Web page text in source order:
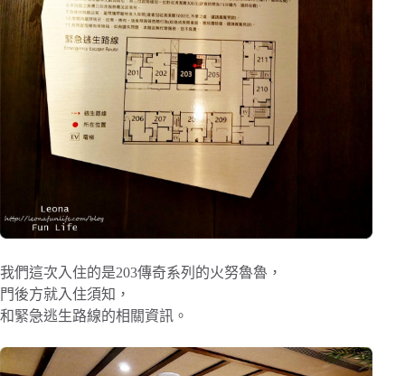
我們這次入住的是203傳奇系列的火努魯魯，
門後方就入住須知，
和緊急逃生路線的相關資訊。